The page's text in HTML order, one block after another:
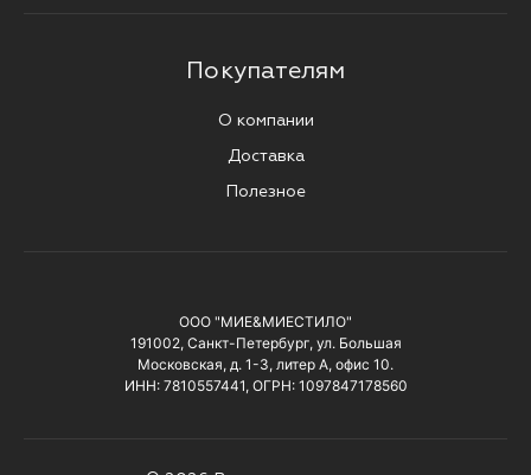
Покупателям
О компании
Доставка
Полезное
ООО "МИЕ&МИЕСТИЛО"
191002, Санкт-Петербург, ул. Большая
Московская, д. 1-3, литер А, офис 10.
ИНН: 7810557441, ОГРН: 1097847178560